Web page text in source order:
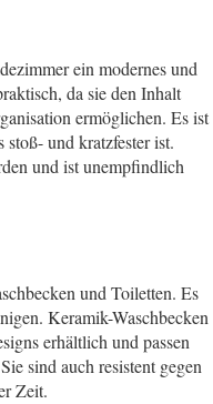
ein modernes und
da sie den Inhalt
ermöglichen. Es ist
und kratzfester ist.
und ist unempfindlich
und Toiletten. Es
Keramik-Waschbecken
erhältlich und passen
sind auch resistent gegen
Zeit.